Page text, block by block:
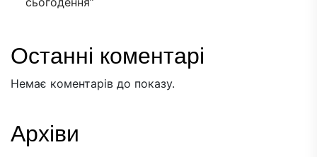
Останні коментарі
Немає коментарів до показу.
Архіви